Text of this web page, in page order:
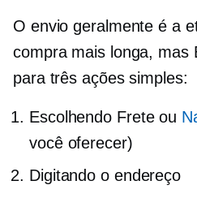
O envio geralmente é a
compra mais longa, mas
para três ações simples:
Escolhendo Frete ou
você oferecer)
Digitando o endereço